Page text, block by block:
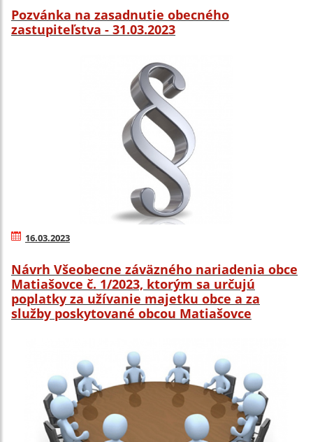
Pozvánka na zasadnutie obecného
zastupiteľstva - 31.03.2023
16.03.2023
Návrh Všeobecne záväzného nariadenia obce
Matiašovce č. 1/2023, ktorým sa určujú
poplatky za užívanie majetku obce a za
služby poskytované obcou Matiašovce